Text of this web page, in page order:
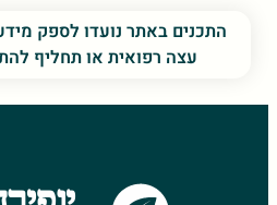
התכנים באתר נועדו לספק
עצה רפואית או תחליף